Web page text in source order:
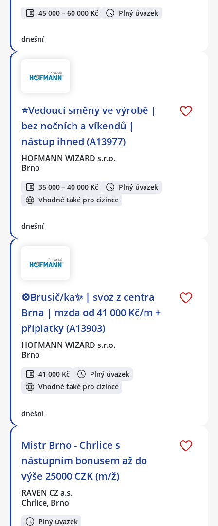
45 000 – 60 000 Kč Plný úvazek
dnešní
⭐Vedoucí směny ve výrobě |
bez nočních a víkendů |
nástup ihned (A13977)
HOFMANN WIZARD s.r.o.
Brno
35 000 – 40 000 Kč
Plný úvazek
Vhodné také pro cizince
dnešní
⚙️Brusič/ka✨ | svoz z centra
Brna | mzda od 41 000 Kč/m +
příplatky (A13903)
HOFMANN WIZARD s.r.o.
Brno
41 000 Kč
Plný úvazek
Vhodné také pro cizince
dnešní
Mistr Brno - Chrlice s
nástupním bonusem až do
výše 25000 CZK (m/ž)
RAVEN CZ a.s.
Chrlice, Brno
Plný úvazek